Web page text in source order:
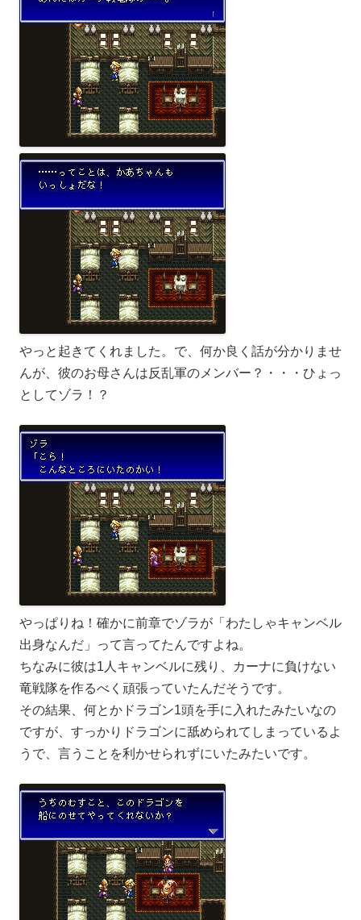
やっと起きてくれました。で、何か良く話が分かりませ
んが、彼のお母さんは反乱軍のメンバー？・・・ひょっ
としてゾラ！？
やっぱりね！確かに前章でゾラが「わたしゃキャンベル
出身なんだ」って言ってたんですよね。
ちなみに彼は1人キャンベルに残り、カーナに負けない
竜戦隊を作るべく頑張っていたんだそうです。
その結果、何とかドラゴン1頭を手に入れたみたいなの
ですが、すっかりドラゴンに舐められてしまっているよ
うで、言うことを利かせられずにいたみたいです。